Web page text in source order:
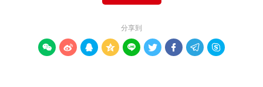
分享到
        